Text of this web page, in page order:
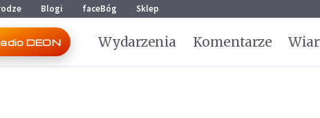
Blogi faceBóg Sklep
DEON Wydarzenia Komentarze